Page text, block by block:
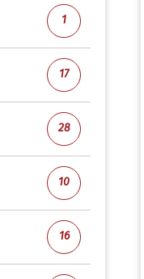
1
17
28
10
16